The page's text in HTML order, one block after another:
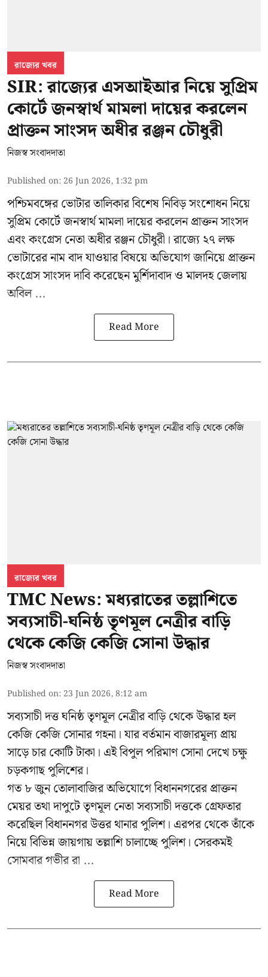
রাজ্যের খবর
SIR: রাজ্যের এসআইআর নিয়ে সুপ্রিম
কোর্টে জনস্বার্থ মামলা দায়ের করলেন
প্রাক্তন সাংসদ অধীর রঞ্জন চৌধুরী
নিজস্ব সংবাদদাতা
Published on: 26 Jun 2026, 1:32 pm
পশ্চিমবঙ্গেরভোটার তালিকার বিশেষ নিবিড় সংশোধননিয়ে
সুপ্রিম কোর্টে জনস্বার্থ মামলা দায়ের করলেন প্রাক্তন সাংসদ
এবংকংগ্রেস নেতা অধীর রঞ্জন চৌধুরী । রাজ্যে ২৭ লক্ষ
ভোটারের নাম বাদ যাওয়ার বিষয়ে অভিযোগ জানিয়ে প্রাক্তন
কংগ্রেস সাংসদ দাবি করেছেন মুর্শিদাবাদ ও মালদহ জেলায়
অবিল ...
Read More
রাজ্যের খবর
TMC News: মধ্যরাতের তল্লাশিতে
সব্যসাচী-ঘনিষ্ঠ তৃণমূল নেত্রীর বাড়ি
থেকে কেজি কেজি সোনা উদ্ধার
নিজস্ব সংবাদদাতা
Published on: 23 Jun 2026, 8:12 am
সব্যসাচী দত্ত ঘনিষ্ঠ তৃণমূল নেত্রীর বাড়ি থেকে উদ্ধার হল
কেজি কেজি সোনার গহনা। যার বর্তমান বাজারমূল্য প্রায়
সাড়ে চার কোটি টাকা। এই বিপুল পরিমাণ সোনা দেখে চক্ষু
চড়কগাছ পুলিশের।
গত ৮ জুন তোলাবাজির অভিযোগে বিধাননগরের প্রাক্তন
মেয়র তথা দাপুটে তৃণমূল নেতা সব্যসাচী দত্তকে গ্রেফতার
করেছিল বিধাননগর উত্তর থানার পুলিশ। এরপর থেকে তাঁকে
নিয়ে বিভিন্ন জায়গায় তল্লাশি চালাচ্ছে পুলিশ। সেরকমই
সোমবার গভীর রা ...
Read More